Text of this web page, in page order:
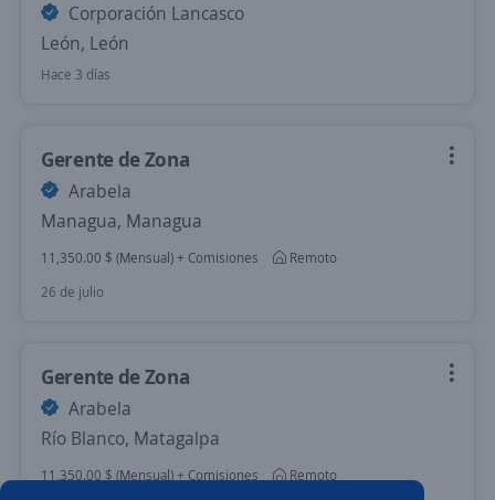
Corporación Lancasco
León, León
Hace 3 días
Gerente de Zona
Arabela
Managua, Managua
11,350.00 $ (Mensual) + Comisiones
Remoto
26 de julio
Gerente de Zona
Arabela
Río Blanco, Matagalpa
11,350.00 $ (Mensual) + Comisiones Remoto